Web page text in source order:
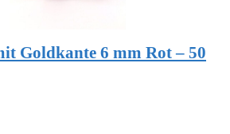
Goldkante 6 mm Rot – 50